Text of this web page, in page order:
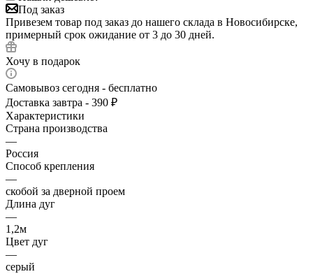
Под заказ
Привезем товар под заказ до нашего склада в Новосибирске,
примерный срок ожидание от 3 до 30 дней.
Хочу в подарок
Самовывоз сегодня - бесплатно
Доставка завтра - 390 ₽
Характеристики
Страна производства
—
Россия
Способ крепления
—
скобой за дверной проем
Длина дуг
—
1,2м
Цвет дуг
—
серый